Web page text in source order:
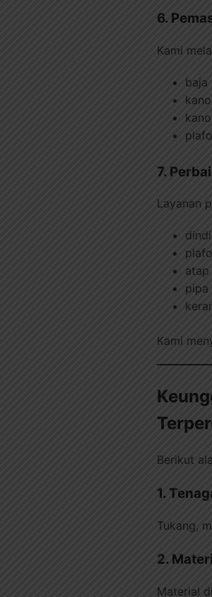
6.
Kami
baja
7.
Layanan
pipa
Kami
Berikut
1.
Tukang,
2.
Material